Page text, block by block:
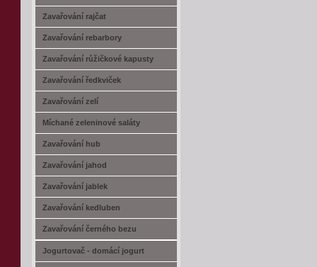
Zavařování rajčat
Zavařování rebarbory
Zavařování růžičkové kapusty
Zavařování ředkviček
Zavařování zelí
Míchané zeleninové saláty
Zavařování hub
Zavařování jahod
Zavařování jablek
Zavařování kedluben
Zavařování černého bezu
Jogurtovač - domácí jogurt